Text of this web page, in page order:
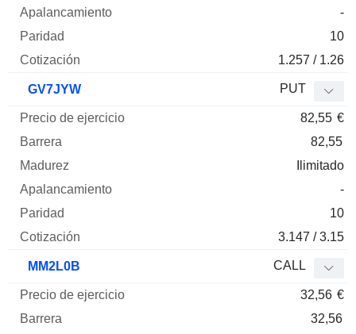
-
10
1.257 / 1.26
GV7JYW PUT
82,55 €
82,55
Ilimitado
-
10
3.147 / 3.15
MM2L0B CALL
32,56 €
32,56